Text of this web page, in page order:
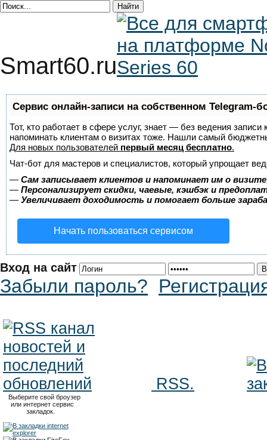
Smart60.ru
Сервис онлайн-записи на собственном Telegram-
Тот, кто работает в сфере услуг, знает — без ведения
напоминать клиентам о визитах тоже. Нашли самый
Для новых пользователей первый месяц бесплатно.
Чат-бот для мастеров и специалистов, который упрощает
— Сам записывает клиентов и напоминает им о
— Персонализирует скидки, чаевые, кэшбэк и
— Увеличивает доходимость и помогает больше
Начать пользоваться сервисом
Вход на сайт
Забыли пароль?
RSS.
Выберите свой броузер
или интернет сервис
закладок.